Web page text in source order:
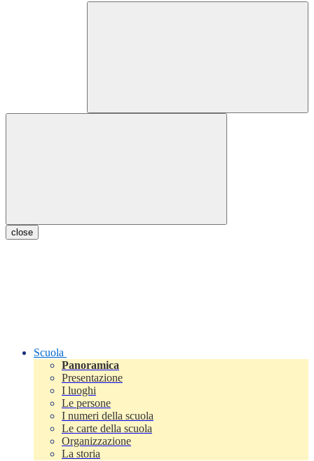
close
Scuola
Panoramica
Presentazione
I luoghi
Le persone
I numeri della scuola
Le carte della scuola
Organizzazione
La storia